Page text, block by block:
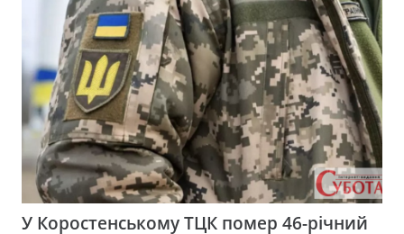
У Коростенському ТЦК помер 46-річний